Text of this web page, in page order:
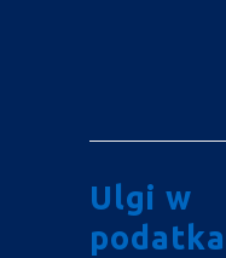
Ulgi w